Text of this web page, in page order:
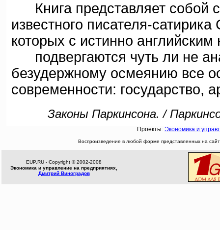
Книга представляет собой
известного писателя-
которых с истинно
подвергаются чуть ли не
безудержному осмеянию все
современности: государство,
Законы Паркинсона. /
Проекты: Экономика и
Воспроизведение в любой форме представленных на
EUP.RU - Copyright © 2002-2008
Экономика и управление на предприятиях,
Дмитрий Виноградов